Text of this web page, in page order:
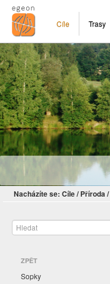
Cíle Trasy
Nacházíte se: Cíle/ Příroda/
ZPĚT
Sopky